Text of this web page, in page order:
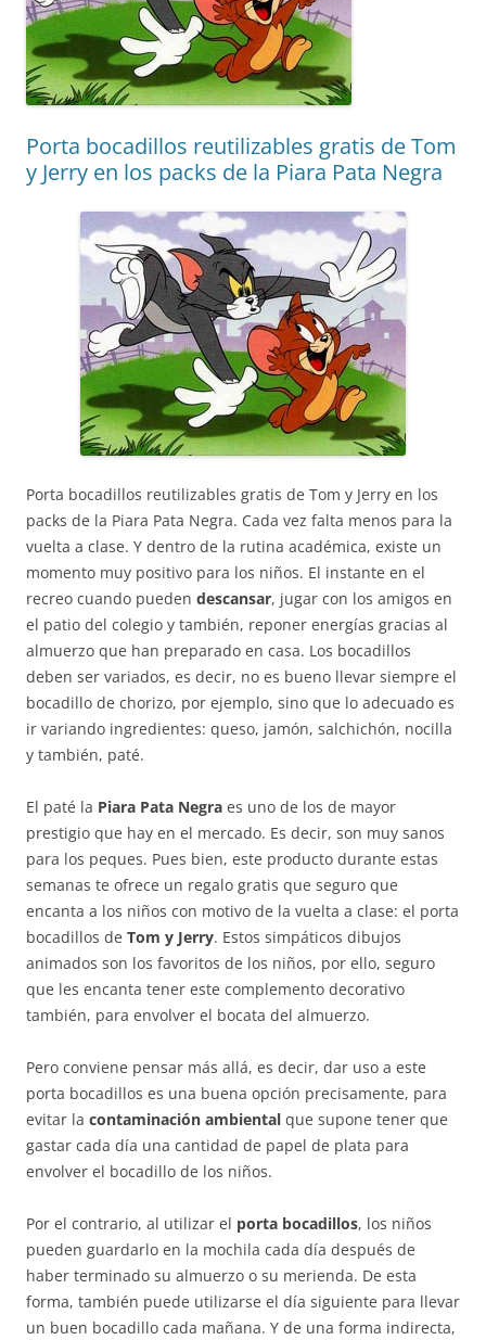
Porta bocadillos reutilizables gratis de Tom
y Jerry en los packs de la Piara Pata Negra
Porta bocadillos reutilizables gratis de Tom y Jerry en los
packs de la Piara Pata Negra. Cada vez falta menos para la
vuelta a clase. Y dentro de la rutina académica, existe un
momento muy positivo para los niños. El instante en el
recreo cuando pueden descansar, jugar con los amigos en
el patio del colegio y también, reponer energías gracias al
almuerzo que han preparado en casa. Los bocadillos
deben ser variados, es decir, no es bueno llevar siempre el
bocadillo de chorizo, por ejemplo, sino que lo adecuado es
ir variando ingredientes: queso, jamón, salchichón, nocilla
y también, paté.
El paté la Piara Pata Negra es uno de los de mayor
prestigio que hay en el mercado. Es decir, son muy sanos
para los peques. Pues bien, este producto durante estas
semanas te ofrece un regalo gratis que seguro que
encanta a los niños con motivo de la vuelta a clase: el porta
bocadillos de Tom y Jerry. Estos simpáticos dibujos
animados son los favoritos de los niños, por ello, seguro
que les encanta tener este complemento decorativo
también, para envolver el bocata del almuerzo.
Pero conviene pensar más allá, es decir, dar uso a este
porta bocadillos es una buena opción precisamente, para
evitar la contaminación ambiental que supone tener que
gastar cada día una cantidad de papel de plata para
envolver el bocadillo de los niños.
Por el contrario, al utilizar el porta bocadillos, los niños
pueden guardarlo en la mochila cada día después de
haber terminado su almuerzo o su merienda. De esta
forma, también puede utilizarse el día siguiente para llevar
un buen bocadillo cada mañana. Y de una forma indirecta,